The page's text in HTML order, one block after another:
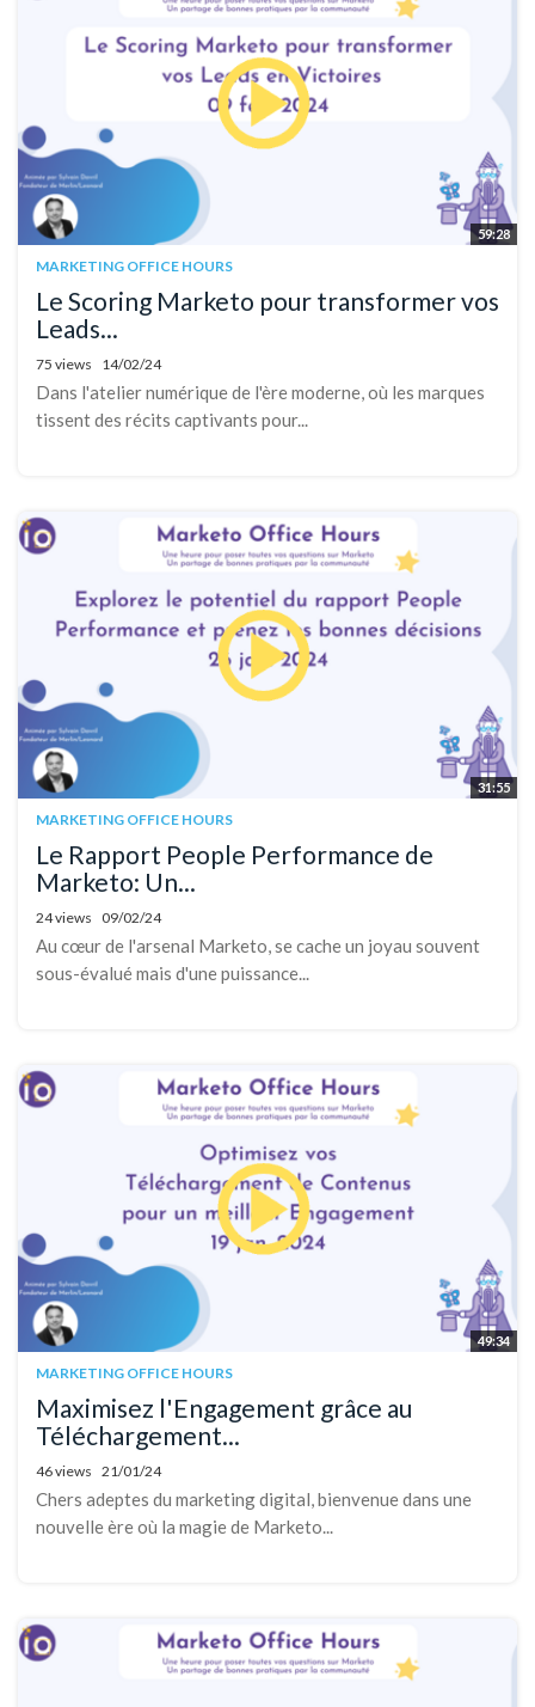
59:28
MARKETING OFFICE HOURS
Le Scoring Marketo pour transformer vos
Leads...
75 views 14/02/24
Dans l'atelier numérique de l'ère moderne, où les marques
tissent des récits captivants pour...
31:55
MARKETING OFFICE HOURS
Le Rapport People Performance de
Marketo: Un...
24 views 09/02/24
Au cœur de l'arsenal Marketo, se cache un joyau souvent
sous-évalué mais d'une puissance...
49:34
MARKETING OFFICE HOURS
Maximisez l'Engagement grâce au
Téléchargement...
46 views 21/01/24
Chers adeptes du marketing digital, bienvenue dans une
nouvelle ère où la magie de Marketo...